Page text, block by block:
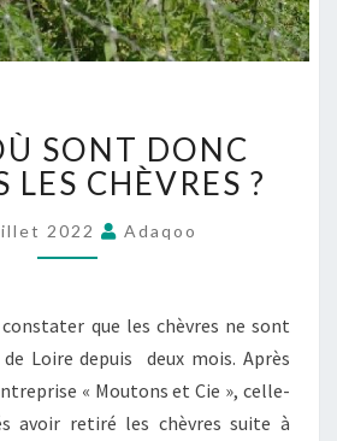
A
I
S
O
Ù
N
T
D
SONT DONC
LES CHÈVRES ?
2022 Adaqoo
que les chèvres ne sont
Loire depuis deux mois. Après
« Moutons et Cie », celle-
avoir retiré les chèvres suite à